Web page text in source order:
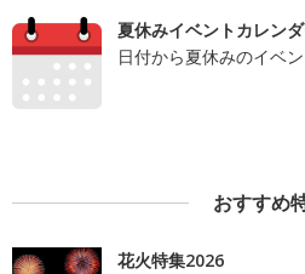
夏休みイベントカレン
日付から夏休みのイベ
おすすめ
花火特集2026